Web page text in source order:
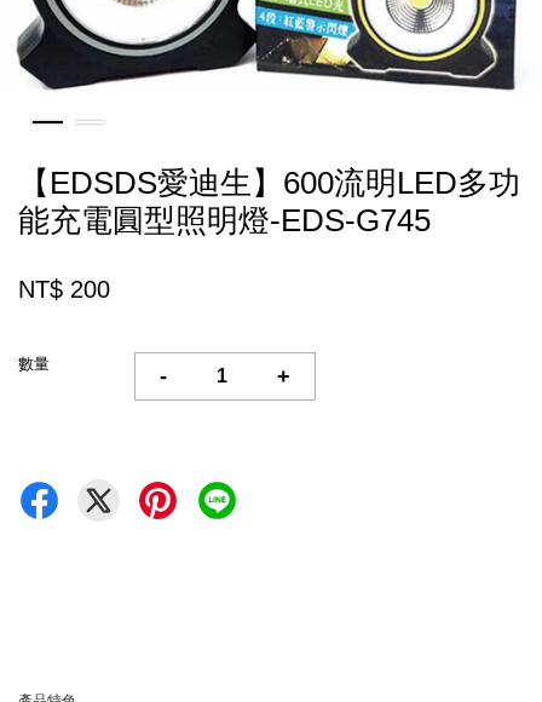
【EDSDS愛迪生】600流明LED多功
能充電圓型照明燈-EDS-G745
NT$ 200
數量
- +